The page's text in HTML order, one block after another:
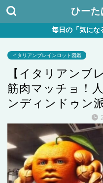
ひー
毎日の「気にな
イタリアンブレインロット図鑑
【イタリアンブ
筋肉マッチョ！
ンディンドゥン